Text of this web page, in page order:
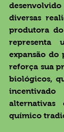
diversas
produtora
representa
expansão
reforça sua
biológicos,
alternativas
químico